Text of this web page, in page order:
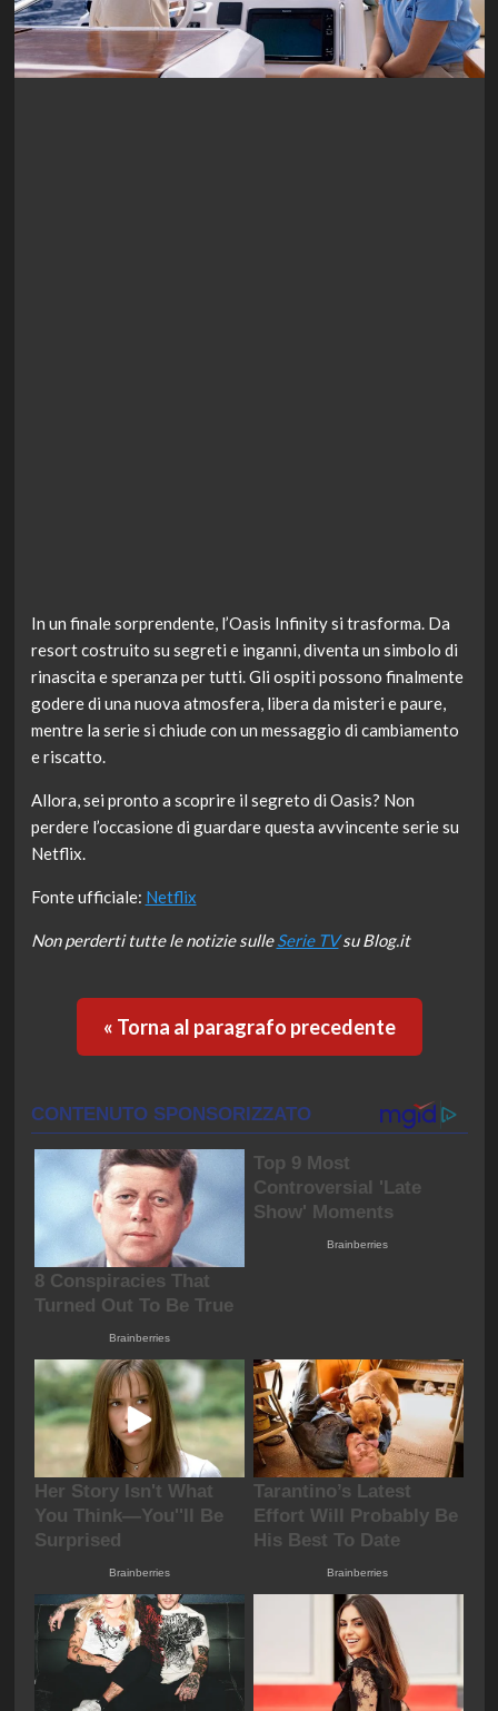
In un finale sorprendente, l’Oasis Infinity si trasforma. Da
resort costruito su segreti e inganni, diventa un simbolo di
rinascita e speranza per tutti. Gli ospiti possono finalmente
godere di una nuova atmosfera, libera da misteri e paure,
mentre la serie si chiude con un messaggio di cambiamento
e riscatto.
Allora, sei pronto a scoprire il segreto di Oasis? Non
perdere l’occasione di guardare questa avvincente serie su
Netflix.
Fonte ufficiale: Netflix
Non perderti tutte le notizie sulleSerie TVsu Blog.it
« Torna al paragrafo precedente